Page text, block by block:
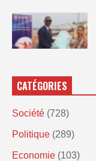
CATÉGORIES
Société (728)
Politique (289)
Economie (103)